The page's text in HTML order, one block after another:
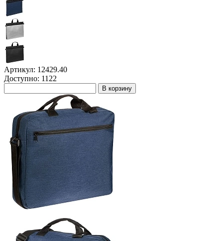
Артикул: 12429.40
Доступно: 1122
В корзину